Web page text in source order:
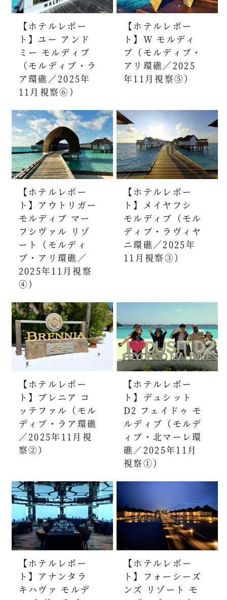
【ホテルレポー
ト】ユー アンド
ミー モルディブ
（モルディブ・ラ
ア環礁／2025年
11月視察⑥）
【ホテルレポー
ト】W モルディ
ブ（モルディブ・
アリ環礁／2025
年11月視察⑤）
【ホテルレポー
ト】アウトリガー
モルディブ マー
フシヴァル リゾ
ート（モルディ
ブ・アリ環礁／
2025年11月視察
④）
【ホテルレポー
ト】メイヤフシ
モルディブ（モル
ディブ・ラヴィヤ
ニ環礁／2025年
11月視察③）
【ホテルレポー
ト】ブレニア コ
ッテファル（モル
ディブ・ラア環礁
／2025年11月視
察②）
【ホテルレポー
ト】デュシット
D2 フェイドゥ モ
ルディブ（モルデ
ィブ・北マーレ環
礁／2025年11月
視察①）
【ホテルレポー
ト】アナンタラ
キハヴァ モルデ
【ホテルレポー
ト】フォーシーズ
ンズ リゾート モ